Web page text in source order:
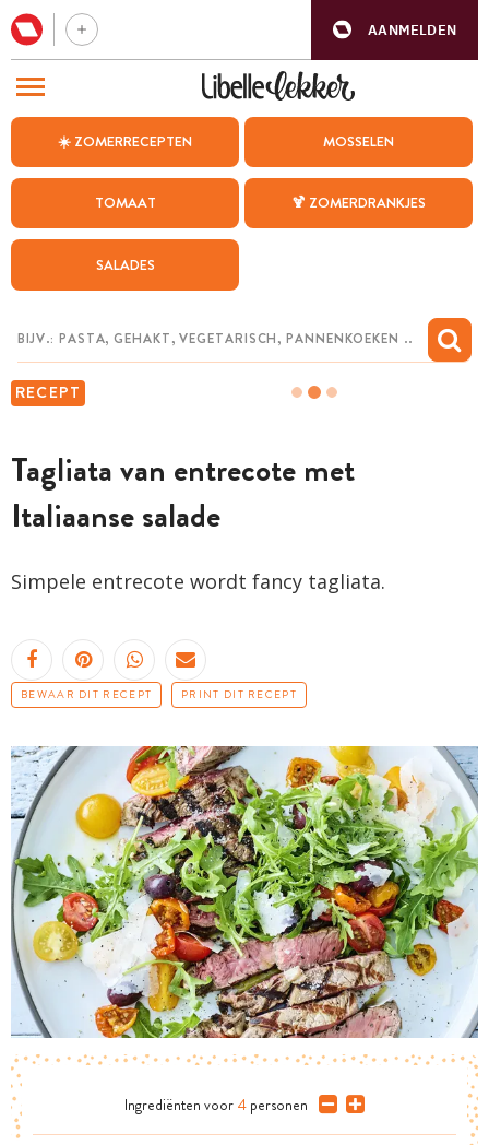
AANMELDEN
☀️ ZOMERRECEPTEN MOSSELEN
TOMAAT 🍹 ZOMERDRANKJES
SALADES
RECEPT
Tagliata van entrecote met
Italiaanse salade
Simpele entrecote wordt fancy tagliata.
BEWAAR DIT RECEPT PRINT DIT RECEPT
Ingrediënten voor 4 personen
BEZOEK ONZE ANDERE WEBSITES
WEEKMENU
CHAT MET MAIA
MIJN BEWAARDE RECEPTEN